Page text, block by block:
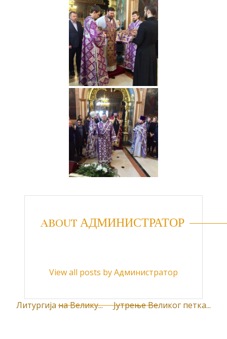
ABOUT АДМИНИСТРАТОР
View all posts by Администратор
К
Литургија на Велику... Јутрење Великог петка...